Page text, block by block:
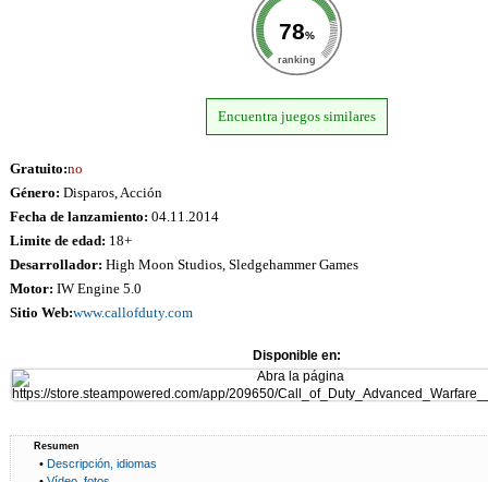
78%
ranking
Encuentra juegos similares
Gratuito:no
Género: Disparos, Acción
Fecha de lanzamiento: 04.11.2014
Limite de edad: 18+
Desarrollador: High Moon Studios, Sledgehammer Games
Motor: IW Engine 5.0
Sitio Web:www.callofduty.com
Disponible en:
Resumen
•Descripción, idiomas